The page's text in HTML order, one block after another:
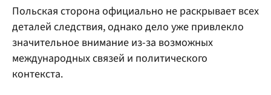
Польская сторона официально не раскрывает всех
деталей следствия, однако дело уже привлекло
значительное внимание из-за возможных
международных связей и политического
контекста.